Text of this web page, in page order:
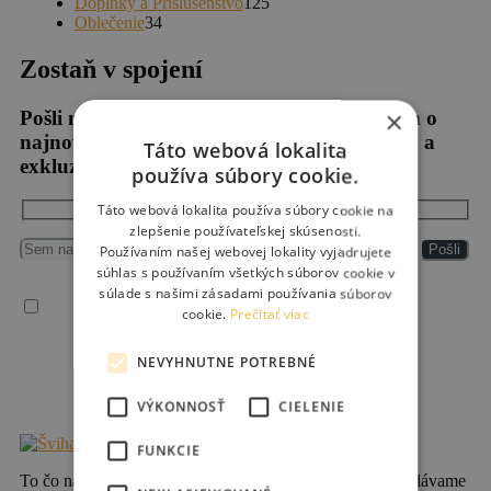
Oblečenie3434
Zostaň v spojení
Pošli nám svoj email a dostávaj upozornenia o
najnovšom tovare v našom Šope, novinkách a
exkluzívnych akciách.
Súhlasím so spracovaním osobných údajov
osobných údajov (2016/679), („GDPR“), zákonom č. 18/2018 Z. z. o ochrane
z. o elektronických komunikáciách.
To čo nás odlišuje od veľkých cyklo obchodov je, že predávame
×
Táto webová lokalita
používa súbory cookie.
Táto webová lokalita používa súbory cookie na
zlepšenie používateľskej skúsenosti.
Používaním našej webovej lokality vyjadrujete
súhlas s používaním všetkých súborov cookie v
súlade s našimi zásadami používania súborov
cookie. Prečítať viac
NEVYHNUTNE POTREBNÉ
VÝKONNOSŤ CIELENIE
FUNKCIE